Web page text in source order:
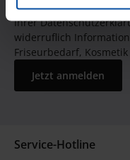
GUTSCHEIN
Ihrer
widerruflich
Friseurbedarf,
Jetzt anmelden
Service-Hotline